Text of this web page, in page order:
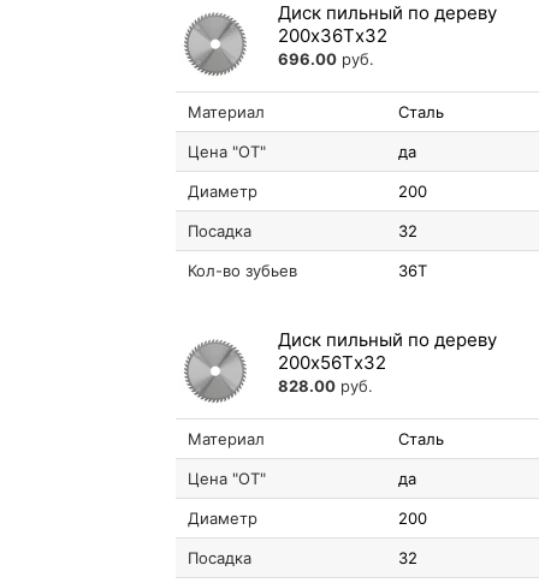
Диск пильный по дереву
200х36Tх32
696.00 руб.
Материал Сталь
Цена "ОТ" да
Диаметр 200
Посадка 32
Кол-во зубьев 36T
Диск пильный по дереву
200х56Tх32
828.00 руб.
Материал Сталь
Цена "ОТ" да
Диаметр 200
Посадка 32